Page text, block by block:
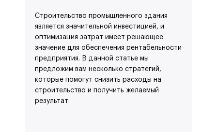
Строительство промышленного здания
является значительной инвестицией, и
оптимизация затрат имеет решающее
значение для обеспечения рентабельности
предприятия. В данной статье мы
предложим вам несколько стратегий,
которые помогут снизить расходы на
строительство и получить желаемый
результат: